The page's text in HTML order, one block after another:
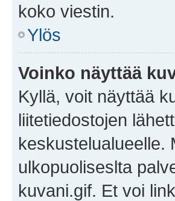
koko viestin.
Ylös
Voinko näyttää
Kyllä, voit näyttää
liitetiedostojen
keskustelualueelle.
ulkopuoliseslta
kuvani.gif. Et voi